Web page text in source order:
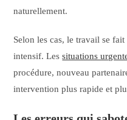
naturellement.
Selon les cas, le travail se
intensif. Lessituations
procédure, nouveau
intervention plus rapide et